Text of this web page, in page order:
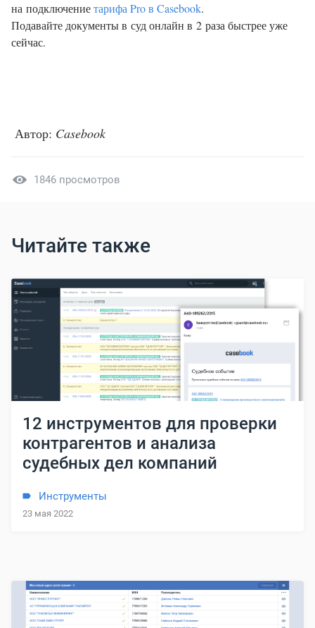
на подключениетарифа Pro в Casebook.
Подавайте документы в суд онлайн в 2 раза быстрее уже
сейчас.
Автор: Casebook
1846 просмотров
Читайте также
12 инструментов для проверки
контрагентов и анализа
судебных дел компаний
Инструменты
23 мая 2022